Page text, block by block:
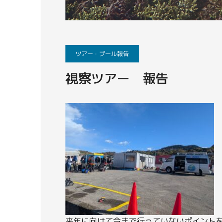
ツアー・プール報告
視察ツアー 報告